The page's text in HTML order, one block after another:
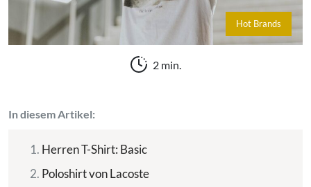
Hot Brands
2 min.
In diesem Artikel:
Herren T-Shirt: Basic
Poloshirt von Lacoste